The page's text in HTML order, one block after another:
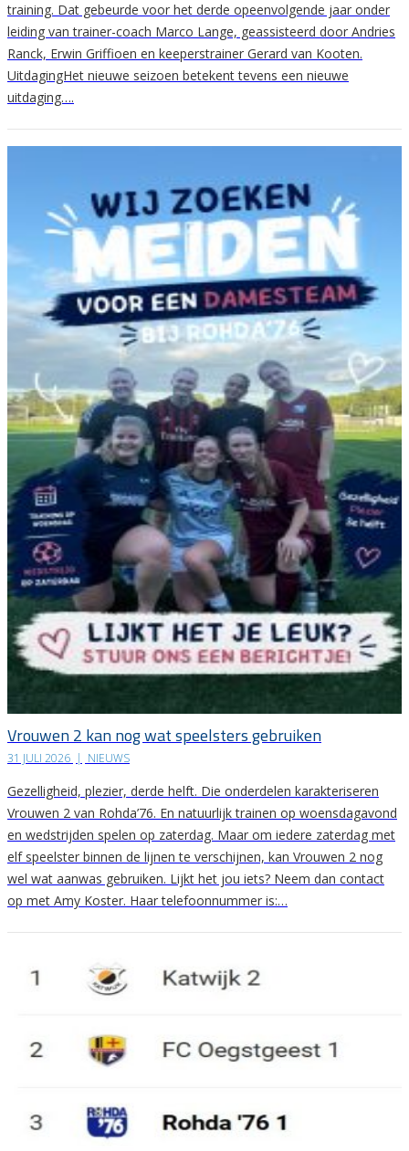
training. Dat gebeurde voor het derde opeenvolgende jaar onder
leiding van trainer-coach Marco Lange, geassisteerd door Andries
Ranck, Erwin Griffioen en keeperstrainer Gerard van Kooten.
UitdagingHet nieuwe seizoen betekent tevens een nieuwe
uitdaging….
Vrouwen 2 kan nog wat speelsters gebruiken
31 JULI 2026 | NIEUWS
Gezelligheid, plezier, derde helft. Die onderdelen karakteriseren
Vrouwen 2 van Rohda’76. En natuurlijk trainen op woensdagavond
en wedstrijden spelen op zaterdag. Maar om iedere zaterdag met
elf speelster binnen de lijnen te verschijnen, kan Vrouwen 2 nog
wel wat aanwas gebruiken. Lijkt het jou iets? Neem dan contact
op met Amy Koster. Haar telefoonnummer is:…